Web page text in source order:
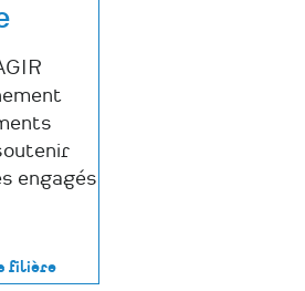
engagés
filière